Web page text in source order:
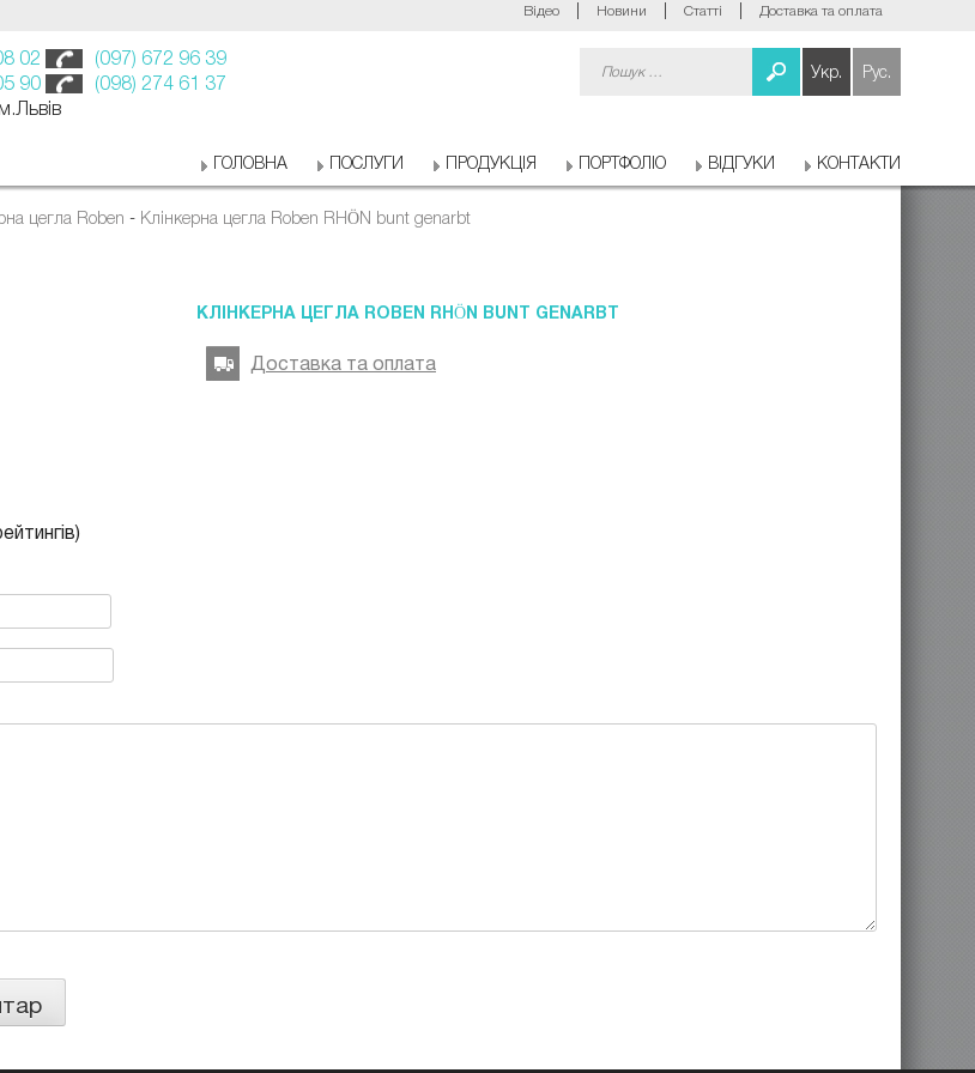
Відео Новини Статті Доставка та оплата
02
(097) 672 96 39
90
(098) 274 61 37
Укр. Рус.
ГОЛОВНА ПОСЛУГИ ПРОДУКЦІЯ ПОРТФОЛІО ВІДГУКИ КОНТАКТИ
цегла Roben - Клінкерна цегла Roben RHÖN bunt genarbt
КЛІНКЕРНА ЦЕГЛА ROBEN RHÖN BUNT GENARBT
Доставка та оплата